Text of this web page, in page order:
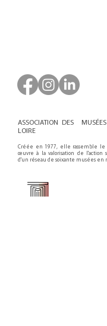
ASSOCIATION DES
LOIRE
Créée en 1977, elle rassemble le
œuvre à la valorisation de
d'un réseau de soixante musées en